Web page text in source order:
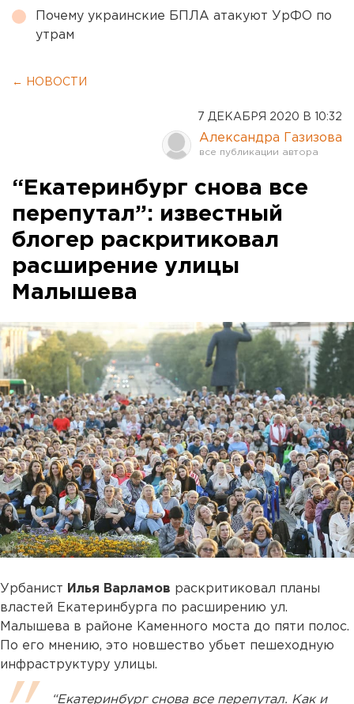
Почему украинские БПЛА атакуют УрФО по
утрам
← НОВОСТИ
7 ДЕКАБРЯ 2020 В 10:32
Александра Газизова
“Екатеринбург снова все
перепутал”: известный
блогер раскритиковал
расширение улицы
Малышева
Урбанист Илья Варламов раскритиковал планы
властей Екатеринбурга по расширению ул.
Малышева в районе Каменного моста до пяти полос.
По его мнению, это новшество убьет пешеходную
инфраструктуру улицы.
“Екатеринбург снова все перепутал. Как и